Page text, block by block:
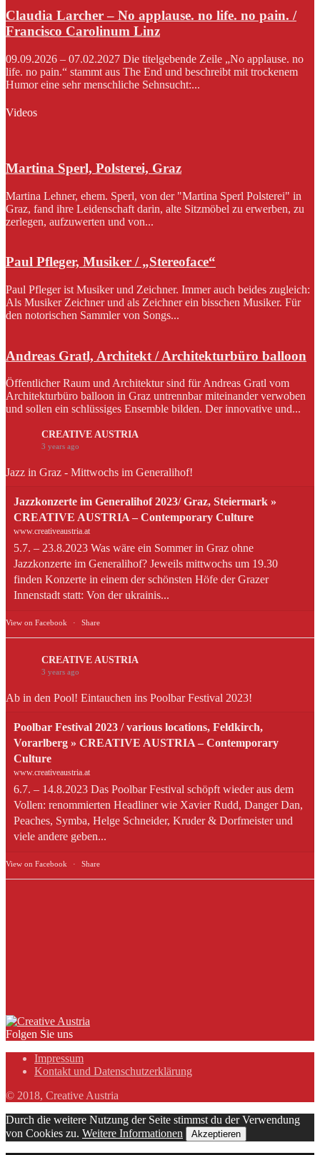
Claudia Larcher – No applause. no life. no pain. /
Francisco Carolinum Linz
09.09.2026 – 07.02.2027 Die titelgebende Zeile „No applause. no
life. no pain.“ stammt aus The End und beschreibt mit trockenem
Humor eine sehr menschliche Sehnsucht:...
Videos
Martina Sperl, Polsterei, Graz
Martina Lehner, ehem. Sperl, von der "Martina Sperl Polsterei" in
Graz, fand ihre Leidenschaft darin, alte Sitzmöbel zu erwerben, zu
zerlegen, aufzuwerten und von...
Paul Pfleger, Musiker / „Stereoface“
Paul Pfleger ist Musiker und Zeichner. Immer auch beides zugleich:
Als Musiker Zeichner und als Zeichner ein bisschen Musiker. Für
den notorischen Sammler von Songs...
Andreas Gratl, Architekt / Architekturbüro balloon
Öffentlicher Raum und Architektur sind für Andreas Gratl vom
Architekturbüro balloon in Graz untrennbar miteinander verwoben
und sollen ein schlüssiges Ensemble bilden. Der innovative und...
CREATIVE AUSTRIA
3 years ago
Jazz in Graz - Mittwochs im Generalihof!
Jazzkonzerte im Generalihof 2023/ Graz, Steiermark »
CREATIVE AUSTRIA – Contemporary Culture
www.creativeaustria.at
5.7. – 23.8.2023 Was wäre ein Sommer in Graz ohne
Jazzkonzerte im Generalihof? Jeweils mittwochs um 19.30
finden Konzerte in einem der schönsten Höfe der Grazer
Innenstadt statt: Von der ukrainis...
View on Facebook · Share
CREATIVE AUSTRIA
3 years ago
Ab in den Pool! Eintauchen ins Poolbar Festival 2023!
Poolbar Festival 2023 / various locations, Feldkirch,
Vorarlberg » CREATIVE AUSTRIA – Contemporary
Culture
www.creativeaustria.at
6.7. – 14.8.2023 Das Poolbar Festival schöpft wieder aus dem
Vollen: renommierten Headliner wie Xavier Rudd, Danger Dan,
Peaches, Symba, Helge Schneider, Kruder & Dorfmeister und
viele andere geben...
View on Facebook · Share
Folgen Sie uns
Impressum
Kontakt und Datenschutzerklärung
© 2018, Creative Austria
Durch die weitere Nutzung der Seite stimmst du der Verwendung
von Cookies zu. Weitere Informationen Akzeptieren